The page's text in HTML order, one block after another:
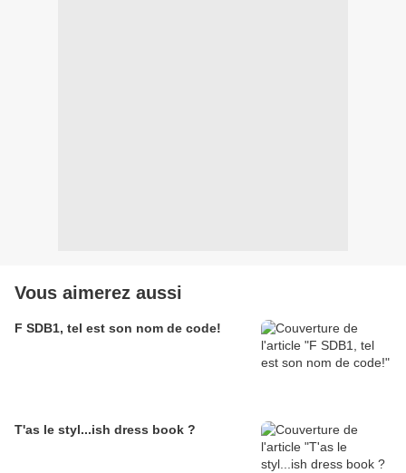
Vous aimerez aussi
F SDB1, tel est son nom de code!
T'as le styl...ish dress book ?